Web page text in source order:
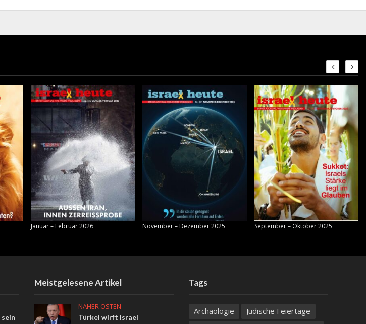
Januar – Februar 2026 November – Dezember 2025 September – Oktober 2025
Meistgelesene Artikel
NAHER OSTEN
Türkei wirft Israel
Tags
Archäologie
Jüdische Feiertage